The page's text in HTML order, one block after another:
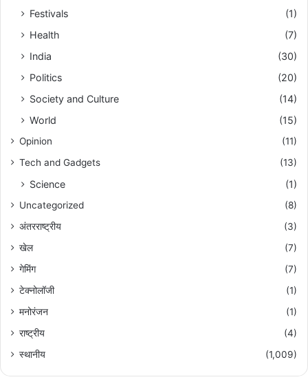
Festivals
(1)
Health
(7)
India
(30)
Politics
(20)
Society and Culture
(14)
World
(15)
Opinion
(11)
Tech and Gadgets
(13)
Science (1)
Uncategorized
(8)
अंतरराष्ट्रीय
(3)
खेल
(7)
गेमिंग
(7)
टेक्नोलॉजी
(1)
मनोरंजन
(1)
राष्ट्रीय
(4)
स्थानीय
(1,009)